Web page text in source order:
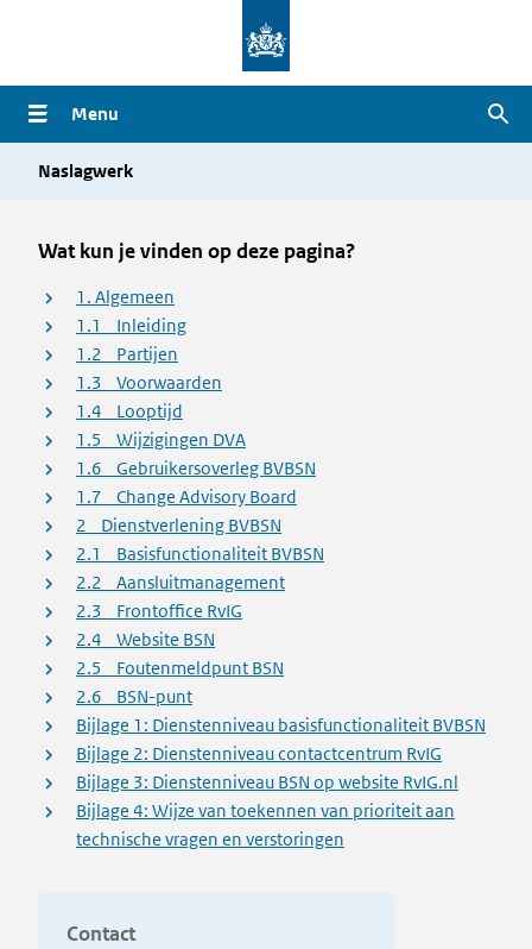
naar
de
inhoud
Menu
Naslagwerk
Wat kun je vinden op deze pagina?
1. Algemeen
1.1 Inleiding
1.2 Partijen
1.3 Voorwaarden
1.4 Looptijd
1.5 Wijzigingen DVA
1.6 Gebruikersoverleg BVBSN
1.7 Change Advisory Board
2 Dienstverlening BVBSN
2.1 Basisfunctionaliteit BVBSN
2.2 Aansluitmanagement
2.3 Frontoffice RvIG
2.4 Website BSN
2.5 Foutenmeldpunt BSN
2.6 BSN-punt
Bijlage 1: Dienstenniveau basisfunctionaliteit BVBSN
Bijlage 2: Dienstenniveau contactcentrum RvIG
Bijlage 3: Dienstenniveau BSN op website RvIG.nl
Bijlage 4: Wijze van toekennen van prioriteit aan
technische vragen en verstoringen
Contact